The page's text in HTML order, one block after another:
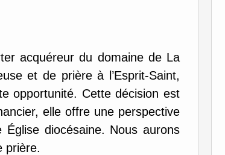
acquéreur du domaine de La
et de prière à l’Esprit-Saint,
opportunité. Cette décision est
elle offre une perspective
diocésaine. Nous aurons
prière.